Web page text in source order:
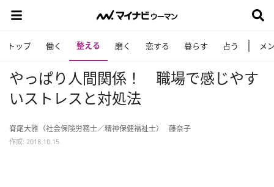
トップ 働く 整える 磨く 恋する 暮らす 占う メ
やっぱり人間関係！ 職場で感じやす
いストレスと対処法
脊尾大雅（社会保険労務士／精神保健福祉士） 藤奈子
作成: 2018.10.15